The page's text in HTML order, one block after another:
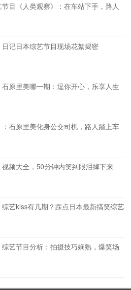
目《人类观察》：在车站下手，路人
日记日本综艺节目现场花絮揭密
石原里美哪一期：逗你开心，乐享人生
：石原里美化身公交司机，路人踏上车
视频大全，50分钟内笑到眼泪掉下来
综艺kiss有几期？踩点日本最新搞笑综艺
综艺节目分析：拍摄技巧娴熟，爆笑场